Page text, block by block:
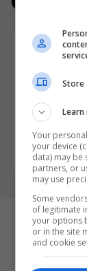
Hybrid
Partner
Prishtinë
2 Shtator
Store
Your
your device
data) may be
partners, or
may use
Some
of legitimate
your options
or in the site
and cookie